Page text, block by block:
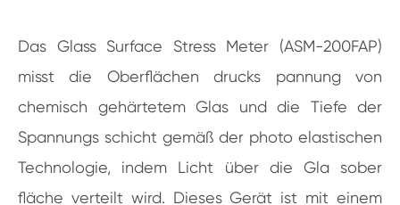
Das Glass Surface Stress Meter (ASM-200FAP)
misst die Oberflächen drucks pannung von
chemisch gehärtetem Glas und die Tiefe der
Spannungs schicht gemäß der photo elastischen
Technologie, indem Licht über die Gla sober
fläche verteilt wird. Dieses Gerät ist mit einem